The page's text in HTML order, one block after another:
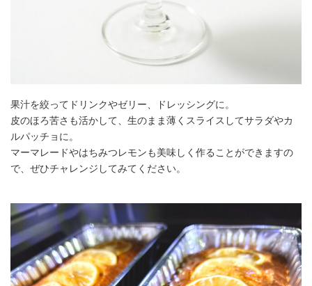
果汁を絞ってドリンクやゼリー、ドレッシングに。
皮のほろ苦さも活かして、生のまま薄くスライスしてサラダやカ
ルパッチョに。
マーマレードやはちみつレモンも美味しく作ることができますの
で、ぜひチャレンジしてみてください。